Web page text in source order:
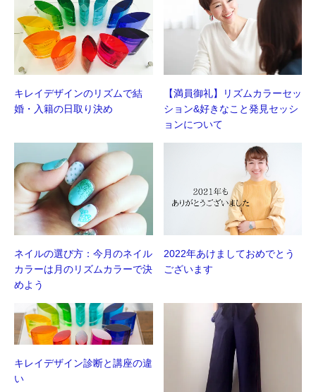
キレイデザインのリズムで結
婚・入籍の日取り決め
【満員御礼】リズムカラーセッ
ション&好きなこと発見セッシ
ョンについて
ネイルの選び方：今月のネイル
カラーは月のリズムカラーで決
めよう
2022年あけましておめでとう
ございます
キレイデザイン診断と講座の違
い